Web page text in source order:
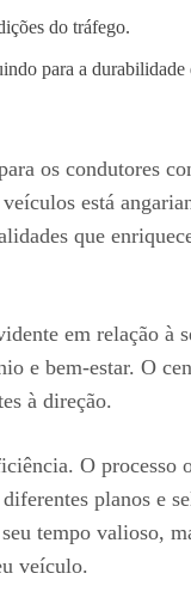
do tráfego.
para a
os condutores
está
que
em relação à
e bem-estar. O
à direção.
O
planos e
tempo valioso,
veículo.